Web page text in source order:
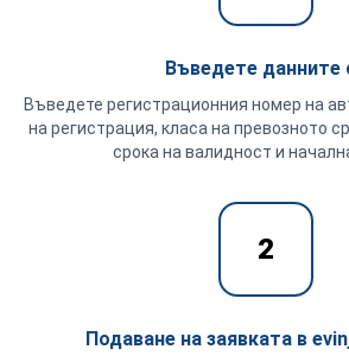
Въведете данните
Въведете регистрационния номер на
на регистрация, класа на превозното
срока на валидност и
2
Подаване на заявката в